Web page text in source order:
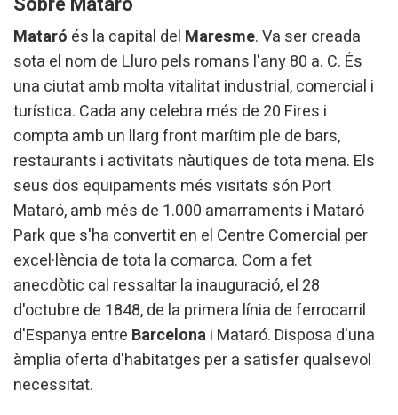
Mataró és la capital del Maresme. Va ser creada
sota el nom de Lluro pels romans l'any 80 a. C. És
una ciutat amb molta vitalitat industrial, comercial i
turística. Cada any celebra més de 20 Fires i
compta amb un llarg front marítim ple de bars,
restaurants i activitats nàutiques de tota mena. Els
seus dos equipaments més visitats són Port
Mataró, amb més de 1.000 amarraments i Mataró
Park que s'ha convertit en el Centre Comercial per
excel·lència de tota la comarca. Com a fet
anecdòtic cal ressaltar la inauguració, el 28
d'octubre de 1848, de la primera línia de ferrocarril
d'Espanya entre Barcelonai Mataró. Disposa d'una
àmplia oferta d'habitatges per a satisfer qualsevol
necessitat.